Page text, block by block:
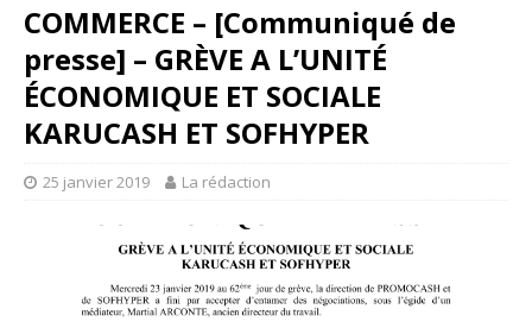
COMMERCE – [Communiqué de
presse] – GRÈVE A L’UNITÉ
ÉCONOMIQUE ET SOCIALE
KARUCASH ET SOFHYPER
25 janvier 2019 La rédaction